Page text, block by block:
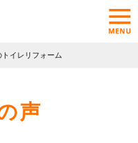
イレリフォーム
声